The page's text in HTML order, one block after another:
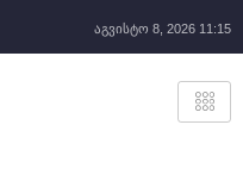
აგვისტო 8, 2026 11:15